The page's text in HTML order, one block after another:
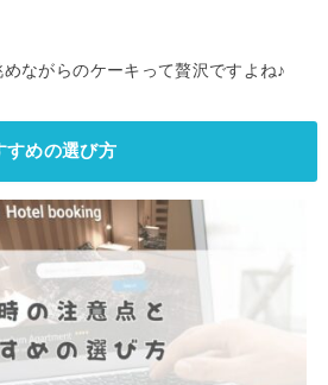
ながらのケーキって贅沢ですよね♪
すめの選び方